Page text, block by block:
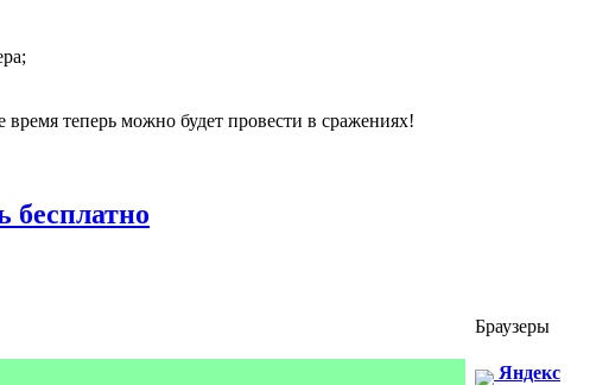
теперь можно будет провести в сражениях!
бесплатно
Браузеры
Яндекс